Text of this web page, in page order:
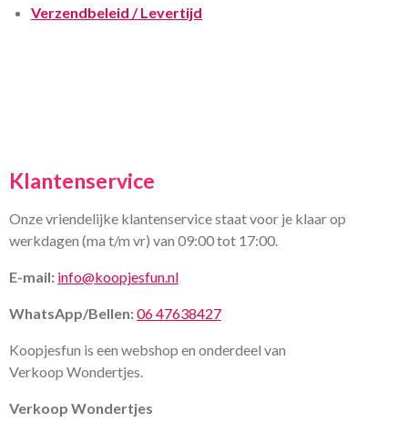
Verzendbeleid / Levertijd
Klantenservice
Onze vriendelijke klantenservice staat voor je klaar op
werkdagen (ma t/m vr) van 09:00 tot 17:00.
E-mail: info@koopjesfun.nl
WhatsApp/Bellen:06 47638427
Koopjesfun is een webshop en onderdeel van
Verkoop Wondertjes.
Verkoop Wondertjes